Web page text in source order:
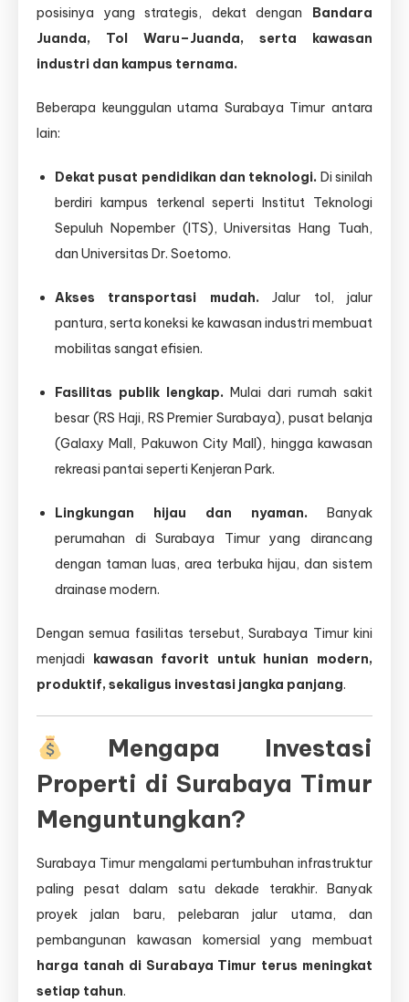
posisinya yang strategis, dekat dengan Bandara
Juanda, Tol Waru–Juanda, serta kawasan
industri dan kampus ternama.
Beberapa keunggulan utama Surabaya Timur antara
lain:
Dekat pusat pendidikan dan teknologi. Di sinilah
berdiri kampus terkenal seperti Institut Teknologi
Sepuluh Nopember (ITS), Universitas Hang Tuah,
dan Universitas Dr. Soetomo.
Akses transportasi mudah. Jalur tol, jalur
pantura, serta koneksi ke kawasan industri membuat
mobilitas sangat efisien.
Fasilitas publik lengkap. Mulai dari rumah sakit
besar (RS Haji, RS Premier Surabaya), pusat belanja
(Galaxy Mall, Pakuwon City Mall), hingga kawasan
rekreasi pantai seperti Kenjeran Park.
Lingkungan hijau dan nyaman. Banyak
perumahan di Surabaya Timur yang dirancang
dengan taman luas, area terbuka hijau, dan sistem
drainase modern.
Dengan semua fasilitas tersebut, Surabaya Timur kini
menjadi kawasan favorit untuk hunian modern,
produktif, sekaligus investasi jangka panjang.
Mengapa Investasi
Properti di Surabaya Timur
Menguntungkan?
Surabaya Timur mengalami pertumbuhan infrastruktur
paling pesat dalam satu dekade terakhir. Banyak
proyek jalan baru, pelebaran jalur utama, dan
pembangunan kawasan komersial yang membuat
harga tanah di Surabaya Timur terus meningkat
setiap tahun.